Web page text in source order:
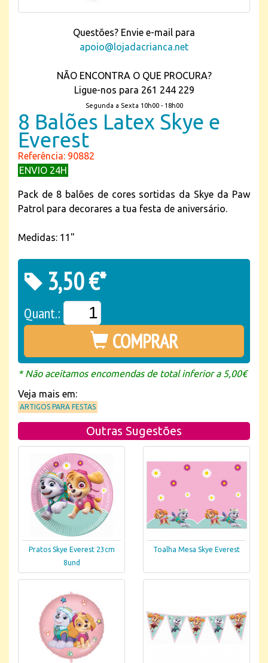
Questões? Envie e-mail para
apoio@lojadacrianca.net
NÃO ENCONTRA O QUE PROCURA?
Ligue-nos para 261 244 229
Segunda a Sexta 10h00 - 18h00
8 Balões Latex Skye e
Everest
Referência: 90882
ENVIO 24H
Pack de 8 balões de cores sortidas da Skye da Paw
Patrol para decorares a tua festa de aniversário.
Medidas: 11"
3,50 €*
Quant.:
COMPRAR
* Não aceitamos encomendas de total inferior a 5,00€
Veja mais em:
ARTIGOS PARA FESTAS
Outras Sugestões
Pratos Skye Everest 23cm
8und
Toalha Mesa Skye Everest